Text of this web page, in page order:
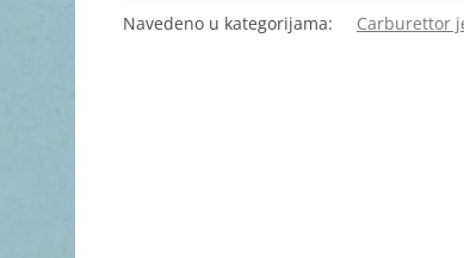
Navedeno u kategorijama: Carburettor